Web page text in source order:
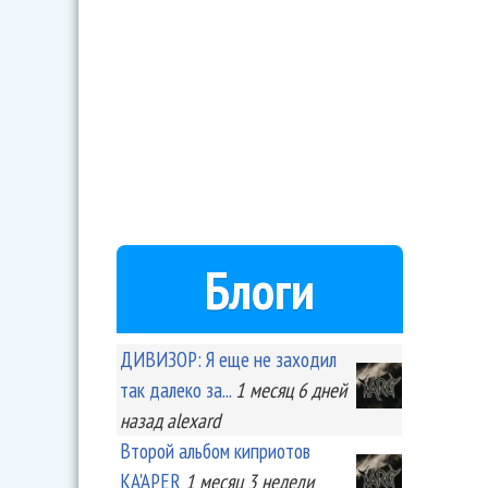
Блоги
ДИВИЗОР: Я еще не заходил
так далеко за... 1 месяц 6 дней
назад alexard
Второй альбом киприотов
KA'APER 1 месяц 3 недели